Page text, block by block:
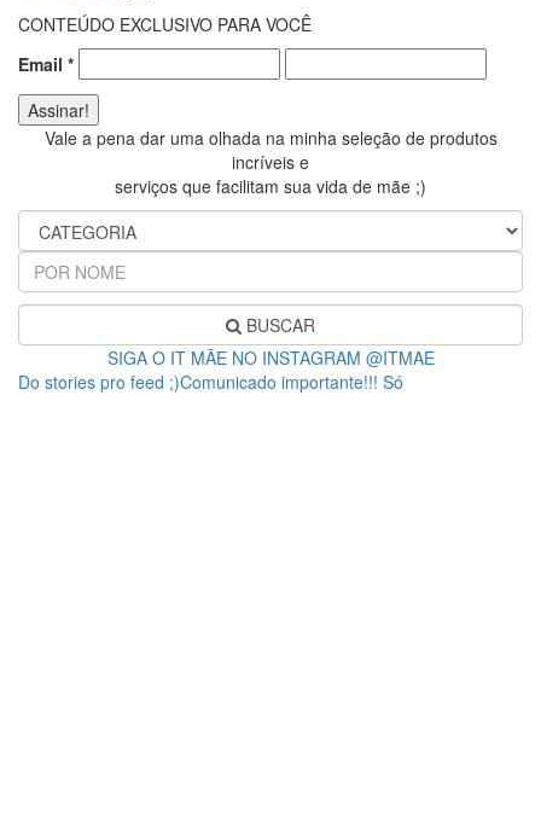
CONTEÚDO EXCLUSIVO PARA VOCÊ
Email *
Vale a pena dar uma olhada na minha seleção de produtos
incríveis e
serviços que facilitam sua vida de mãe ;)
BUSCAR
SIGA O IT MÃE NO INSTAGRAM @ITMAE
Do stories pro feed ;)Comunicado importante!!! Só